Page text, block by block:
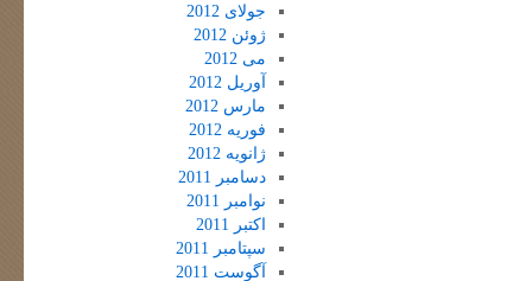
جولای 2012
ژوئن 2012
می 2012
آوریل 2012
مارس 2012
فوریه 2012
ژانویه 2012
دسامبر 2011
نوامبر 2011
اکتبر 2011
سپتامبر 2011
آگوست 2011